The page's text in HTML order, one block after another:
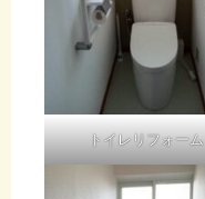
トイレリフォーム